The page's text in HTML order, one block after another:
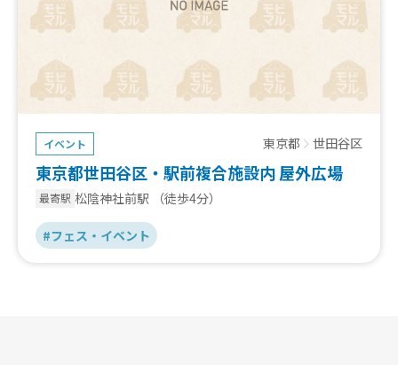
イベント 東京都 世田谷区
東京都世田谷区・駅前複合施設内 屋外広場
最寄駅 松陰神社前駅 （徒歩4分）
#フェス・イベント